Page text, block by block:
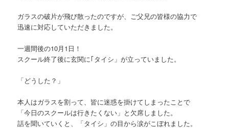
ガラスの破片が飛び散ったのですが、ご父兄の皆様の協力で
迅速に対応していただきました。
一週間後の10月1日！
スクール終了後に玄関に｢タイシ」が立っていました。
「どうした？」
本人はガラスを割って、皆に迷惑を掛けてしまったことで
「今日のスクールは行きたくない」と欠席しました。
話を聞いていくと、「タイシ」の目から涙がこぼれました。